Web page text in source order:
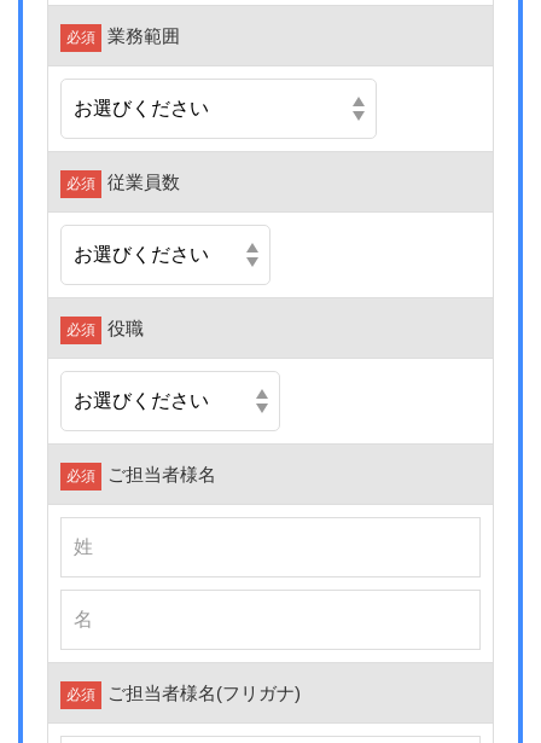
必須 業務範囲
必須 従業員数
必須 役職
必須 ご担当者様名
必須 ご担当者様名(フリガナ)